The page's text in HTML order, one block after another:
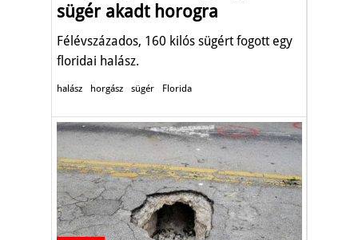
sügér akadt horogra
Félévszázados, 160 kilós sügért fogott egy
floridai halász.
halász horgász sügér Florida